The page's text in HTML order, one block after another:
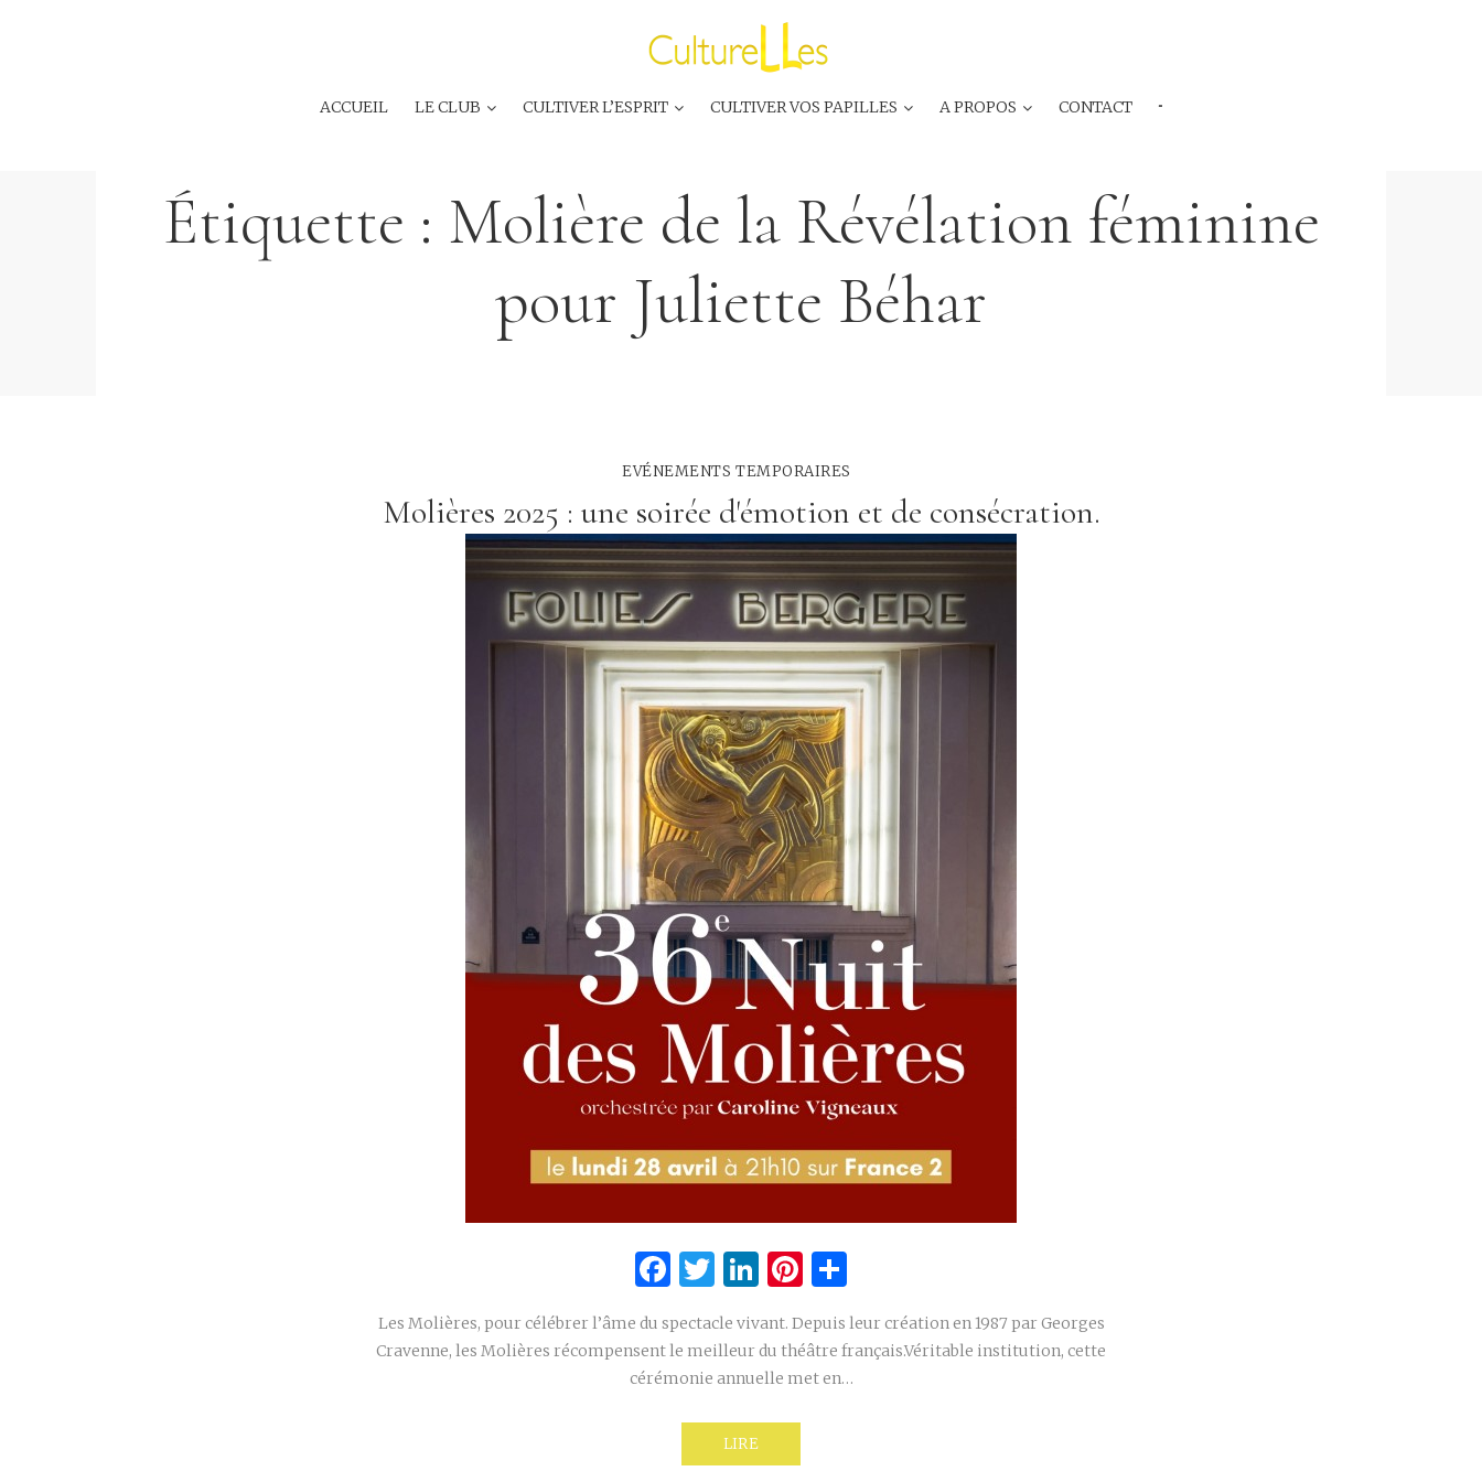
ACCUEIL LE CLUB CULTIVER L’ESPRIT CULTIVER VOS PAPILLES A PROPOS CONTACT ···
Étiquette : Molière de la Révélation féminine
pour Juliette Béhar
EVÉNEMENTS TEMPORAIRES
Molières 2025 : une soirée d'émotion et de consécration.
Facebook
Twitter
LinkedIn
Pinterest
Les Molières, pour célébrer l’âme du spectacle vivant. Depuis leur création en 1987 par Georges
Cravenne, les Molières récompensent le meilleur du théâtre français.Véritable institution, cette
cérémonie annuelle met en…
LIRE